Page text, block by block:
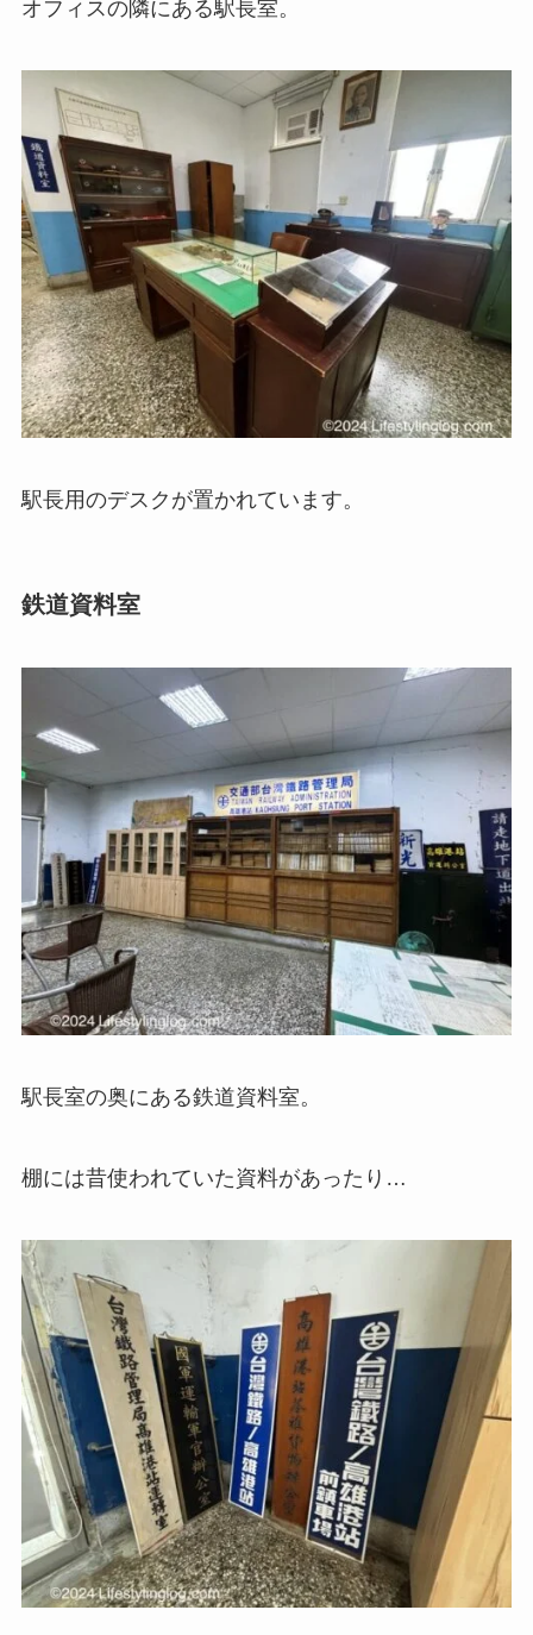
オフィスの隣にある駅長室。
駅長用のデスクが置かれています。
鉄道資料室
駅長室の奥にある鉄道資料室。
棚には昔使われていた資料があったり…